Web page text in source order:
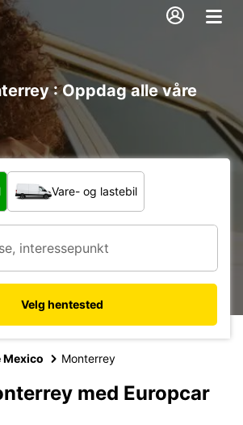
: Oppdag alle våre
Vare- og lastebil
Velg hentested
Mexico Monterrey
med Europcar